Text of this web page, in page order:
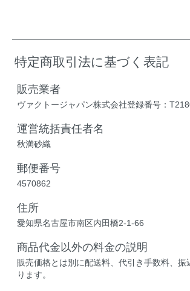
特定商取引法に基づく表記
販売業者
ヴァクトージャパン株式会社登録番号：
運営統括責任者名
秋満砂織
郵便番号
4570862
住所
愛知県名古屋市南区内田橋2-1-66
商品代金以外の料金の説明
販売価格とは別に配送料、代引き手数料、振
ります。